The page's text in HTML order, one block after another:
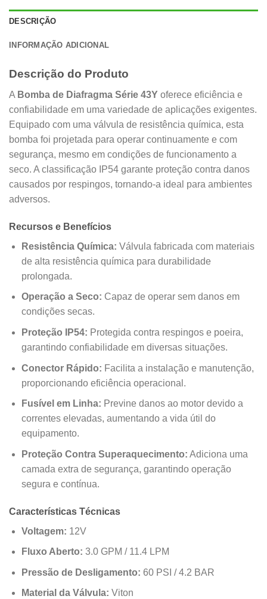
DESCRIÇÃO
INFORMAÇÃO ADICIONAL
Descrição do Produto
A Bomba de Diafragma Série 43Y oferece eficiência e
confiabilidade em uma variedade de aplicações exigentes.
Equipado com uma válvula de resistência química, esta
bomba foi projetada para operar continuamente e com
segurança, mesmo em condições de funcionamento a
seco. A classificação IP54 garante proteção contra danos
causados por respingos, tornando-a ideal para ambientes
adversos.
Recursos e Benefícios
Resistência Química: Válvula fabricada com materiais
de alta resistência química para durabilidade
prolongada.
Operação a Seco: Capaz de operar sem danos em
condições secas.
Proteção IP54: Protegida contra respingos e poeira,
garantindo confiabilidade em diversas situações.
Conector Rápido: Facilita a instalação e manutenção,
proporcionando eficiência operacional.
Fusível em Linha: Previne danos ao motor devido a
correntes elevadas, aumentando a vida útil do
equipamento.
Proteção Contra Superaquecimento: Adiciona uma
camada extra de segurança, garantindo operação
segura e contínua.
Características Técnicas
Voltagem: 12V
Fluxo Aberto: 3.0 GPM / 11.4 LPM
Pressão de Desligamento: 60 PSI / 4.2 BAR
Material da Válvula: Viton